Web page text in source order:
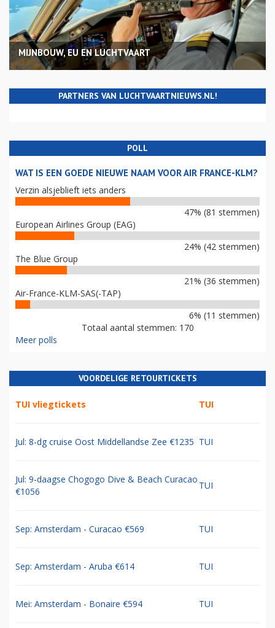
MIJNBOUW, EU EN LUCHTVAART
PARTNERS VAN LUCHTVAARTNIEUWS.NL!
POLL
WAT IS EEN GOEDE NIEUWE NAAM VOOR AIR FRANCE-KLM?
Verzin alsjeblieft iets anders
47% (81 stemmen)
European Airlines Group (EAG)
24% (42 stemmen)
The Blue Group
21% (36 stemmen)
Air-France-KLM-SAS(-TAP)
6% (11 stemmen)
Totaal aantal stemmen: 170
Meer polls
VOORDELIGE RETOURTICKETS
TUI vliegtickets TUI
Jul: 8-dg cruise Oost Middellandse Zee €1235 TUI
Jul: 9-daagse Chogogo Dive & Beach Curacao
€1056
TUI
Sep: Amsterdam - Curacao €569 TUI
Sep: Amsterdam - Aruba €614 TUI
Mei: Amsterdam - Bonaire €594 TUI